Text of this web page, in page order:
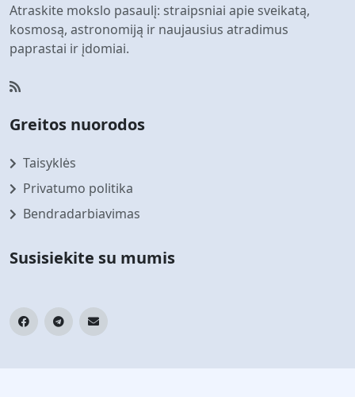
Atraskite mokslo pasaulį: straipsniai apie sveikatą,
kosmosą, astronomiją ir naujausius atradimus
paprastai ir įdomiai.
Greitos nuorodos
Taisyklės
Privatumo politika
Bendradarbiavimas
Susisiekite su mumis